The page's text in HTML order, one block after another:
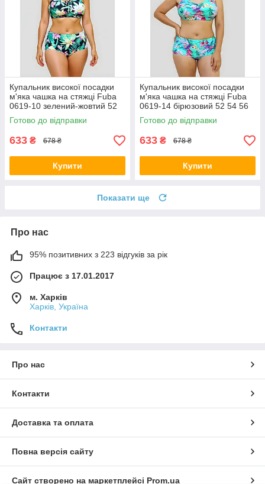
Купальник високої посадки
м'яка чашка на стяжці Fuba
0619-10 зелений-жовтий 52
54 56 58 60 розмір
Готово до відправки
633 ₴ 678 ₴
Купити
Купальник високої посадки
м'яка чашка на стяжці Fuba
0619-14 бірюзовий 52 54 56
58 60 розмір
Готово до відправки
633 ₴ 678 ₴
Купити
Показати ще
Про нас
95% позитивних з 223 відгуків за рік
Працює з 17.01.2017
м. Харків
Харків, Україна
Контакти
Про нас
Контакти
Доставка та оплата
Повна версія сайту
Сайт створено на маркетплейсі Prom.ua